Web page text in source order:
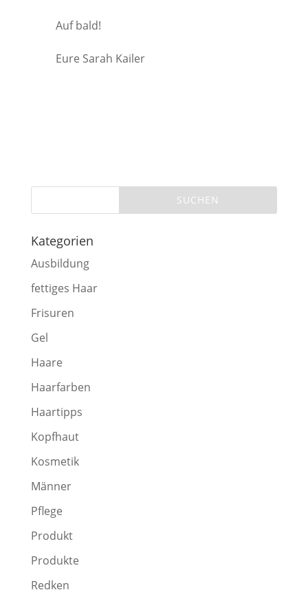
Auf bald!
Eure Sarah Kailer
Kategorien
Ausbildung
fettiges Haar
Frisuren
Gel
Haare
Haarfarben
Haartipps
Kopfhaut
Kosmetik
Männer
Pflege
Produkt
Produkte
Redken